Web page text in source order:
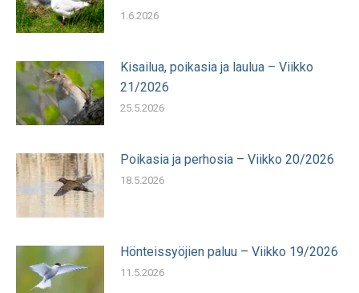
1.6.2026
Kisailua, poikasia ja laulua – Viikko
21/2026
25.5.2026
Poikasia ja perhosia – Viikko 20/2026
18.5.2026
Hönteissyöjien paluu – Viikko 19/2026
11.5.2026